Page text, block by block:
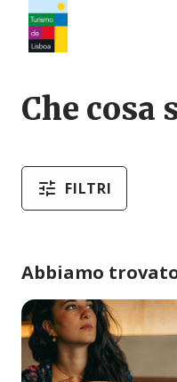
Che cosa
FILTRI
Abbiamo